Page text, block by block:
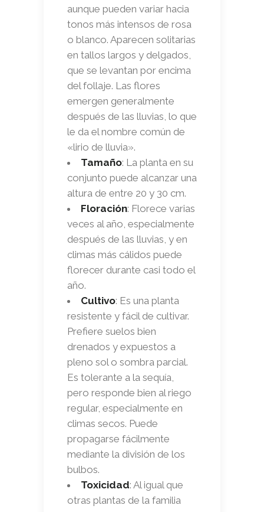
aunque pueden variar hacia
tonos más intensos de rosa
o blanco. Aparecen solitarias
en tallos largos y delgados,
que se levantan por encima
del follaje. Las flores
emergen generalmente
después de las lluvias, lo que
le da el nombre común de
«lirio de lluvia».
Tamaño: La planta en su
conjunto puede alcanzar una
altura de entre 20 y 30 cm.
Floración: Florece varias
veces al año, especialmente
después de las lluvias, y en
climas más cálidos puede
florecer durante casi todo el
año.
Cultivo: Es una planta
resistente y fácil de cultivar.
Prefiere suelos bien
drenados y expuestos a
pleno sol o sombra parcial.
Es tolerante a la sequía,
pero responde bien al riego
regular, especialmente en
climas secos. Puede
propagarse fácilmente
mediante la división de los
bulbos.
Toxicidad: Al igual que
otras plantas de la familia